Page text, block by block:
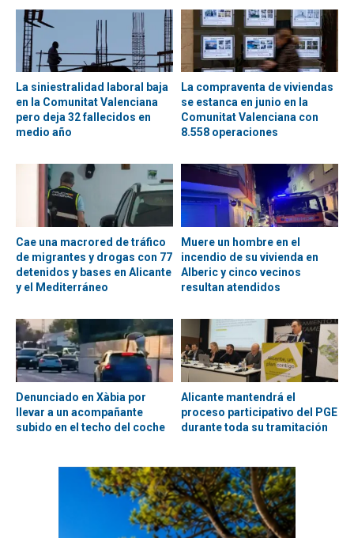
La siniestralidad laboral baja
en la Comunitat Valenciana
pero deja 32 fallecidos en
medio año
La compraventa de viviendas
se estanca en junio en la
Comunitat Valenciana con
8.558 operaciones
Cae una macrored de tráfico
de migrantes y drogas con 77
detenidos y bases en Alicante
y el Mediterráneo
Muere un hombre en el
incendio de su vivienda en
Alberic y cinco vecinos
resultan atendidos
Denunciado en Xàbia por
llevar a un acompañante
subido en el techo del coche
Alicante mantendrá el
proceso participativo del PGE
durante toda su tramitación